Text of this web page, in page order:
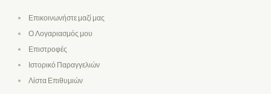
Επικοινωνήστε μαζί μας
Ο Λογαριασμός μου
Επιστροφές
Ιστορικό Παραγγελιών
Λίστα Επιθυμιών